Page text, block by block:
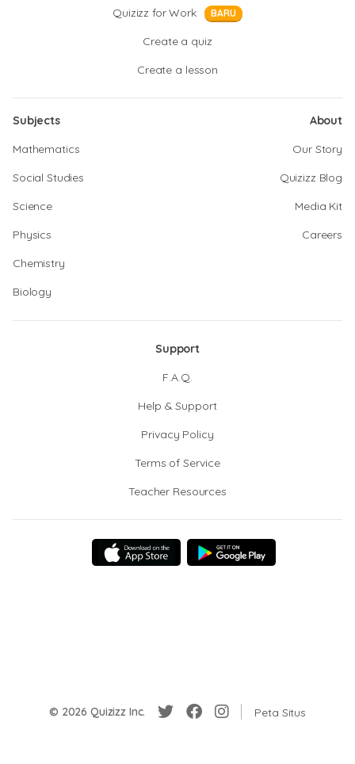
Quizizz for Work BARU
Create a quiz
Create a lesson
Subjects
Mathematics
Social Studies
Science
Physics
Chemistry
Biology
About
Our Story
Quizizz Blog
Media Kit
Careers
Support
F.A.Q.
Help & Support
Privacy Policy
Terms of Service
Teacher Resources
© 2026 Quizizz Inc. Peta Situs